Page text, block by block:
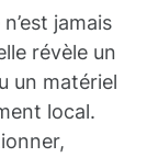
jamais
révèle un
un matériel
local.